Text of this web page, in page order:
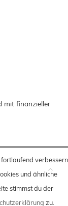
verbessern
und ähnliche
stimmst du der
zu.
mit finanzieller